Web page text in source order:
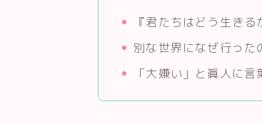
『君たちはどう生き
別な世界になぜ行った
「大嫌い」と眞人に